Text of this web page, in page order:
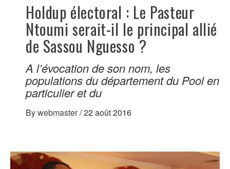
Holdup électoral : Le Pasteur
Ntoumi serait-il le principal allié
de Sassou Nguesso ?
A l’évocation de son nom, les
populations du département du Pool en
particulier et du
Bywebmaster/22 août 2016